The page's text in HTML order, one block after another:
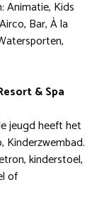
Animatie, Kids
Bar, À la
& Spa
jeugd heeft het
Kinderzwembad.
kinderstoel,
of